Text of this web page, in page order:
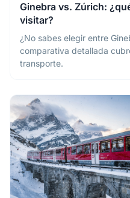
Ginebra vs. Zúrich:
visitar?
¿No sabes elegir entre
comparativa detallada
transporte.